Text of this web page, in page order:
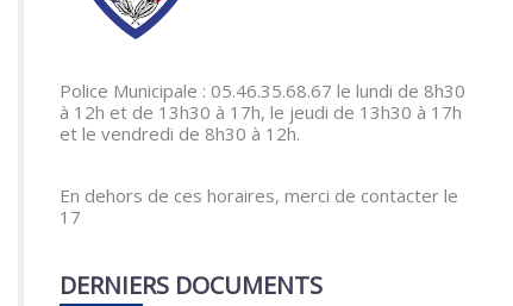
Police Municipale : 05.46.35.68.67 le lundi de 8h30
à 12h et de 13h30 à 17h, le jeudi de 13h30 à 17h
et le vendredi de 8h30 à 12h.
En dehors de ces horaires, merci de contacter le
17
DERNIERS DOCUMENTS